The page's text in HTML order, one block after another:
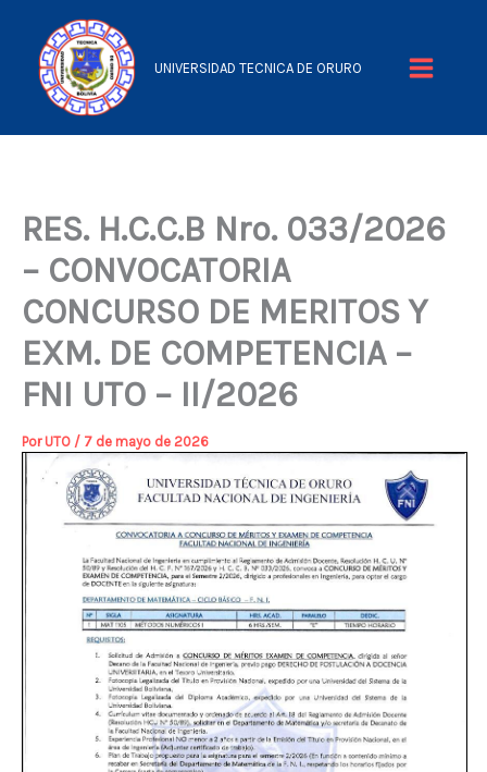
contenido
UNIVERSIDAD TECNICA DE ORURO
Menu
RES. H.C.C.B Nro. 033/2026
– CONVOCATORIA
CONCURSO DE MERITOS Y
EXM. DE COMPETENCIA –
FNI UTO – II/2026
Por UTO / 7 de mayo de 2026